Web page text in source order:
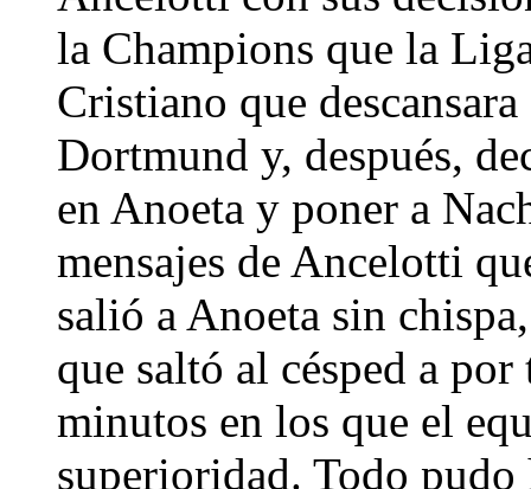
la Champions que la
Cristiano que
Dortmund y, después,
en Anoeta y poner a
mensajes de Ancelotti
salió a Anoeta sin
que saltó al césped a
minutos en los que el
superioridad. Todo